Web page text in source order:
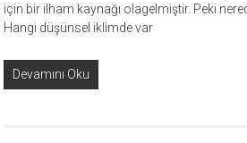
için bir ilham kaynağı olagelmiştir. Peki
Hangi düşünsel iklimde var
Devamını Oku